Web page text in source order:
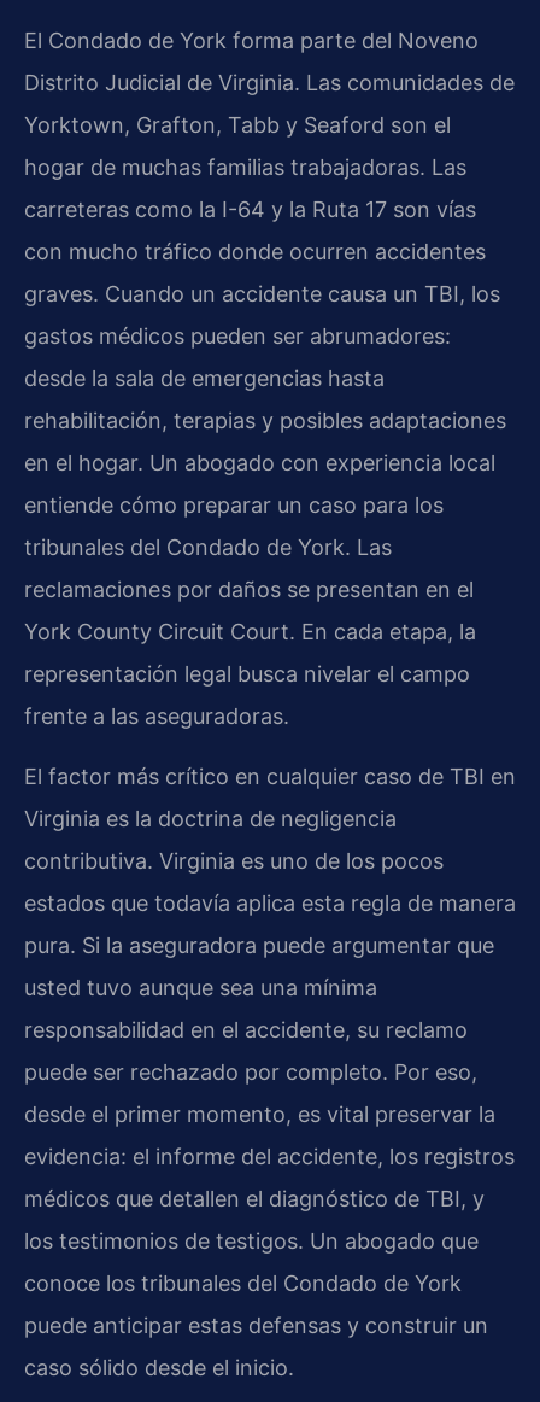
El Condado de York forma parte del Noveno
Distrito Judicial de Virginia. Las comunidades de
Yorktown, Grafton, Tabb y Seaford son el
hogar de muchas familias trabajadoras. Las
carreteras como la I-64 y la Ruta 17 son vías
con mucho tráfico donde ocurren accidentes
graves. Cuando un accidente causa un TBI, los
gastos médicos pueden ser abrumadores:
desde la sala de emergencias hasta
rehabilitación, terapias y posibles adaptaciones
en el hogar. Un abogado con experiencia local
entiende cómo preparar un caso para los
tribunales del Condado de York. Las
reclamaciones por daños se presentan en el
York County Circuit Court. En cada etapa, la
representación legal busca nivelar el campo
frente a las aseguradoras.
El factor más crítico en cualquier caso de TBI en
Virginia es la doctrina de negligencia
contributiva. Virginia es uno de los pocos
estados que todavía aplica esta regla de manera
pura. Si la aseguradora puede argumentar que
usted tuvo aunque sea una mínima
responsabilidad en el accidente, su reclamo
puede ser rechazado por completo. Por eso,
desde el primer momento, es vital preservar la
evidencia: el informe del accidente, los registros
médicos que detallen el diagnóstico de TBI, y
los testimonios de testigos. Un abogado que
conoce los tribunales del Condado de York
puede anticipar estas defensas y construir un
caso sólido desde el inicio.